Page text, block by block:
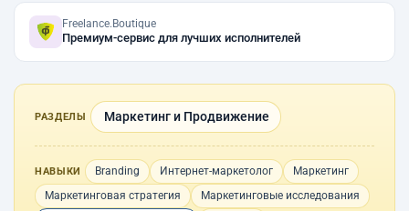
Freelance.Boutique
Премиум-сервис для лучших исполнителей
РАЗДЕЛЫ Маркетинг и Продвижение
НАВЫКИ Branding Интернет-маркетолог
Маркетинг
Маркетинговая стратегия
Маркетинговые исследования